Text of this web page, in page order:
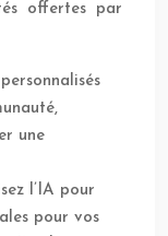
offertes par
une
l’IA pour
pour vos